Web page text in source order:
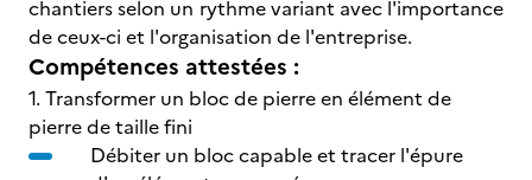
chantiers selon un rythme variant avec l'importance
de ceux-ci et l'organisation de l'entreprise.
Compétences attestées :
1. Transformer un bloc de pierre en élément de
pierre de taille fini
Débiter un bloc capable et tracer l'épure